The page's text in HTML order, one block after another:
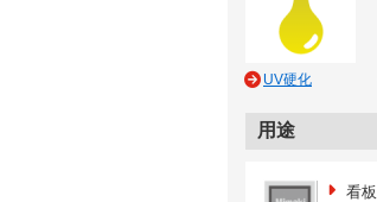
UV硬化
用途
看板